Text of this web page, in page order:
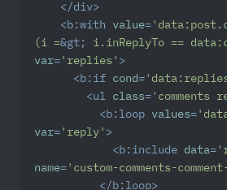
</div>
<b:with value=
(i =&gt;
i.inReplyTo ==
var= 'replies' >
<b:if cond =
<ul class= 'comments
<b:loop values=
var= 'reply' >
<b:include data=
name= 'custom-comments-
</ b:loop>